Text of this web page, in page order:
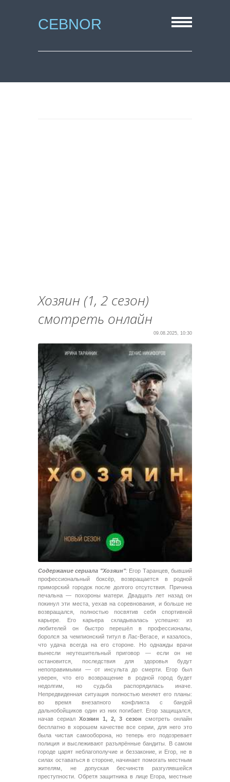
CEBNOR
Хозяин (1, 2 сезон)
смотреть онлайн
09.08.2025, 10:30
Содержание сериала "Хозяин":Егор Таранцев, бывший
профессиональный боксёр, возвращается в родной
приморский городок после долгого отсутствия. Причина
печальна — похороны матери. Двадцать лет назад он
покинул эти места, уехав на соревнования, и больше не
возвращался, полностью посвятив себя спортивной
карьере. Его карьера складывалась успешно: из
любителей он быстро перешёл в профессионалы,
боролся за чемпионский титул в Лас-Вегасе, и казалось,
что удача всегда на его стороне. Но однажды врачи
вынесли неутешительный приговор — если он не
остановится, последствия для здоровья будут
непоправимыми — от инсульта до смерти. Егор был
уверен, что его возвращение в родной город будет
недолгим, но судьба распорядилась иначе.
Непредвиденная ситуация полностью меняет его планы:
во время внезапного конфликта с бандой
дальнобойщиков один из них погибает. Егор защищался,
начав сериал Хозяин 1, 2, 3 сезон смотреть онлайн
бесплатно в хорошем качестве все серии, для него это
была чистая самооборона, но теперь его подозревает
полиция и выслеживают разъярённые бандиты. В самом
городе царят неблагополучие и беззаконие, и Егор, не в
силах оставаться в стороне, начинает помогать местным
жителям, не допуская бесчинств разгулявшейся
преступности. Обретя защитника в лице Егора, местные